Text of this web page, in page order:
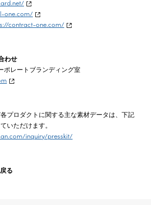
one.com/
contract-one.com/
わせ
ポレートブランディング室
プロダクトに関する主な素材データは、下記
いただけます。
inquiry/presskit/
る